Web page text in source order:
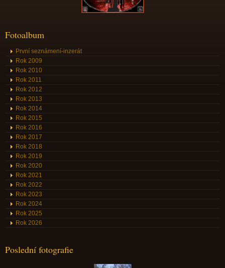
Fotoalbum
První seznámení-inzerát
Rok 2009
Rok 2010
Rok 2011
Rok 2012
Rok 2013
Rok 2014
Rok 2015
Rok 2016
Rok 2017
Rok 2018
Rok 2019
Rok 2020
Rok 2021
Rok 2022
Rok 2023
Rok 2024
Rok 2025
Rok 2026
Poslední fotografie